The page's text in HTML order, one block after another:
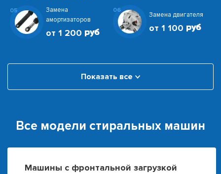
05
Замена
амортизаторов
от 1 200
06
Замена двигателя
от 1 100
Показать все
Все модели стиральных машин
Машины с фронтальной загрузкой